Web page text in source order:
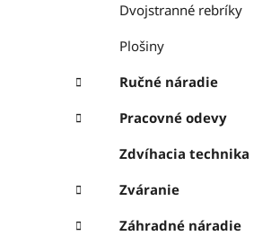
Dvojstranné rebríky
Plošiny
Ručné náradie
Pracovné odevy
Zdvíhacia technika
Zváranie
Záhradné náradie